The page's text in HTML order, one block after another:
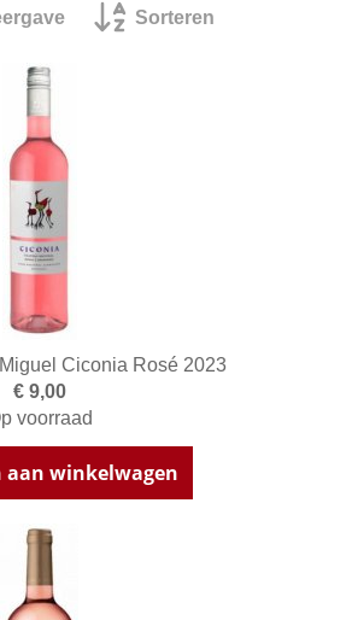
Sorteren
Ciconia Rosé 2023
€ 9,00
voorraad
aan winkelwagen